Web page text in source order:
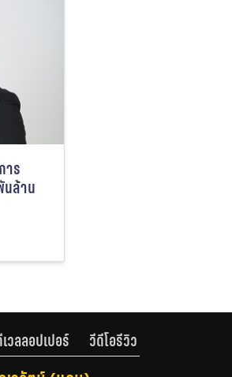
าร
นล้าน
วลลอปเปอร์ วีดีโอรีวิว